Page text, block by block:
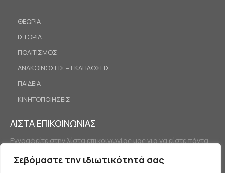
Σεβόμαστε την ιδιωτικότητά σας
ΘΕΩΡΙΑ
ΙΣΤΟΡΙΑ
ΠΟΛΙΤΙΣΜΟΣ
ΑΝΑΚΟΙΝΩΣΕΙΣ – ΕΚΔΗΛΩΣΕΙΣ
ΠΑΙΔΕΙΑ
ΚΙΝΗΤΟΠΟΙΗΣΕΙΣ
ΛΙΣΤΑ ΕΠΙΚΟΙΝΩΝΙΑΣ
Εγγραφείτε στην λίστα επικοινωνίας μας για να είστε πάντα